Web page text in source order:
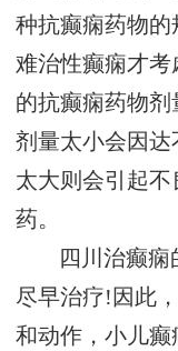
种抗癫痫药物
难治性癫痫才
的抗癫痫药物
剂量太小会因
太大则会引起
药。
四川治癫
尽早治疗!因此
和动作，小儿